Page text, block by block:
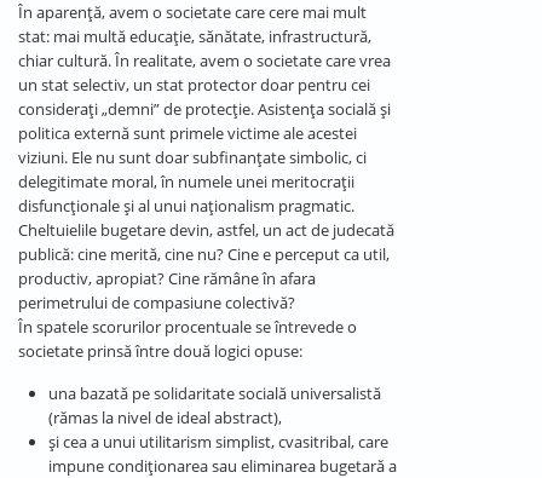
În aparență, avem o societate care cere mai mult
stat: mai multă educație, sănătate, infrastructură,
chiar cultură. În realitate, avem o societate care vrea
un stat selectiv, un stat protector doar pentru cei
considerați „demni” de protecție. Asistența socială și
politica externă sunt primele victime ale acestei
viziuni. Ele nu sunt doar subfinanțate simbolic, ci
delegitimate moral, în numele unei meritocrații
disfuncționale și al unui naționalism pragmatic.
Cheltuielile bugetare devin, astfel, un act de judecată
publică: cine merită, cine nu? Cine e perceput ca util,
productiv, apropiat? Cine rămâne în afara
perimetrului de compasiune colectivă?
În spatele scorurilor procentuale se întrevede o
societate prinsă între două logici opuse:
una bazată pe solidaritate socială universalistă
(rămas la nivel de ideal abstract),
și cea a unui utilitarism simplist, cvasitribal, care
impune condiționarea sau eliminarea bugetară a